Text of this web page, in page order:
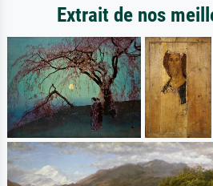
Extrait de nos